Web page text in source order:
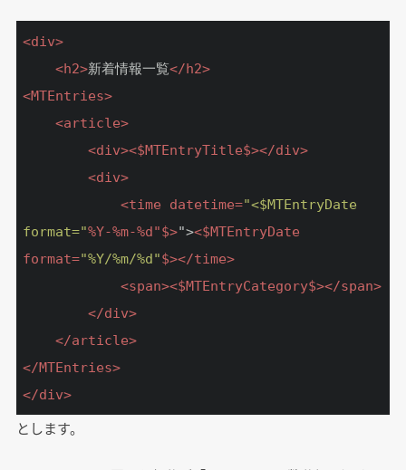
<div>
<h2>新着情報一覧</h2>
<MTEntries>
<article>
<div><$MTEntryTitle$></div>
<div>
<time datetime="<$MTEntryDate
format="%Y-%m-%d"$>"><$MTEntryDate
format="%Y/%m/%d"$></time>
<span><$MTEntryCategory$></span>
</div>
</article>
</MTEntries>
</div>
とします。